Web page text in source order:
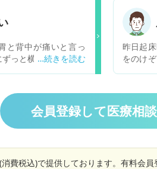
一時は右足の踝、右
ました。こちらも緩
、皮膚科では難しい
ていません。 受診す
うか
した。
治らな
たかと
て痛み
とうと
響は無
と背中が痛いと言っ
っと横になっていま
うのですが 、急を要
また、このような症
りますか？
昨日起
をのけ
く、起
みに気
なって
かなと
会員登録して医療相
費税込)で提供しております。有料会